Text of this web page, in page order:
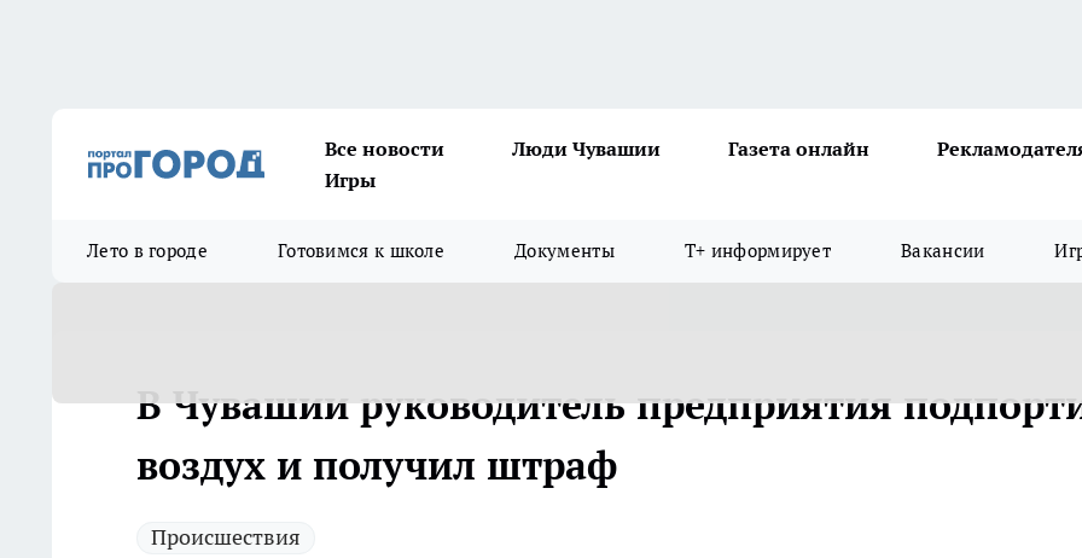
Все новости Люди Чувашии Газета онлайн
Игры
Лето в городе Готовимся к школе Документы Т+ информирует Вакансии
В Чувашии руководитель предприятия
воздух и получил штраф
Происшествия